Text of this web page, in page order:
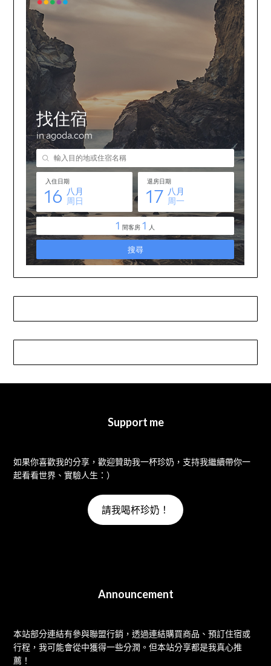
Support me
如果你喜歡我的分享，歡迎贊助我一杯珍奶，支持我繼續帶你一
起看看世界、實驗人生：）
請我喝杯珍奶！
Announcement
本站部分連結有參與聯盟行銷，透過連結購買商品、預訂住宿或
行程，我可能會從中獲得一些分潤。但本站分享都是我真心推
薦！